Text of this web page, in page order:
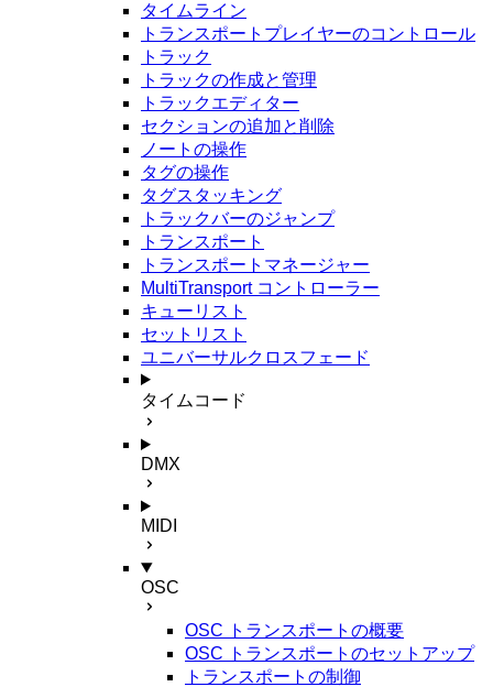
タイムライン
トランスポートプレイヤーのコントロール
トラック
トラックの作成と管理
トラックエディター
セクションの追加と削除
ノートの操作
タグの操作
タグスタッキング
トラックバーのジャンプ
トランスポート
トランスポートマネージャー
MultiTransport コントローラー
キューリスト
セットリスト
ユニバーサルクロスフェード
タイムコード
DMX
MIDI
OSC
OSC トランスポートの概要
OSC トランスポートのセットアップ
トランスポートの制御